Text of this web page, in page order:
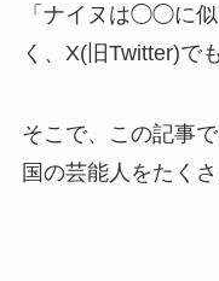
「ナイヌは◯◯に
く、X(旧Twitter)で
そこで、この記事
国の芸能人をたく